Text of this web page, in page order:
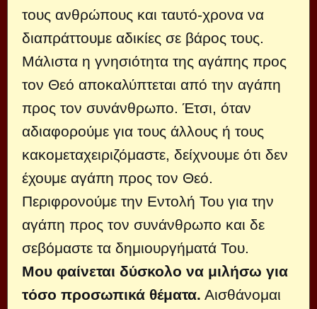
τους ανθρώπους και ταυτό-χρονα να
διαπράττουμε αδικίες σε βάρος τους.
Μάλιστα η γνησιότητα της αγάπης προς
τον Θεό αποκαλύπτεται από την αγάπη
προς τον συνάνθρωπο. Έτσι, όταν
αδιαφορούμε για τους άλλους ή τους
κακομεταχειριζόμαστε, δείχνουμε ότι δεν
έχουμε αγάπη προς τον Θεό.
Περιφρονούμε την Εντολή Του για την
αγάπη προς τον συνάνθρωπο και δε
σεβόμαστε τα δημιουργήματά Του.
Μου φαίνεται δύσκολο να μιλήσω για
τόσο προσωπικά θέματα. Αισθάνομαι